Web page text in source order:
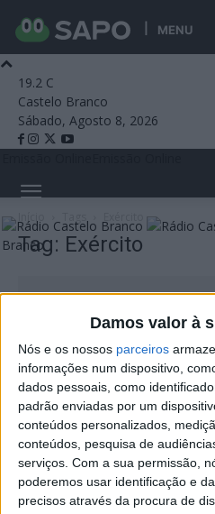
MENU
Damos valor à
Nós e os nossos parceiros
informações num dispositivo,
dados pessoais, como
padrão enviadas por um
conteúdos personalizados,
conteúdos, pesquisa de
serviços. Com a sua permissão,
poderemos usar identificação e
precisos através da procura de
19.2 C
Castelo Branco
Sábado, Agosto 8, 2026
Branco
Tag: Exército
Companhia de
Castelo Branco
Rádio Castelo Branco - 18 de Junho,